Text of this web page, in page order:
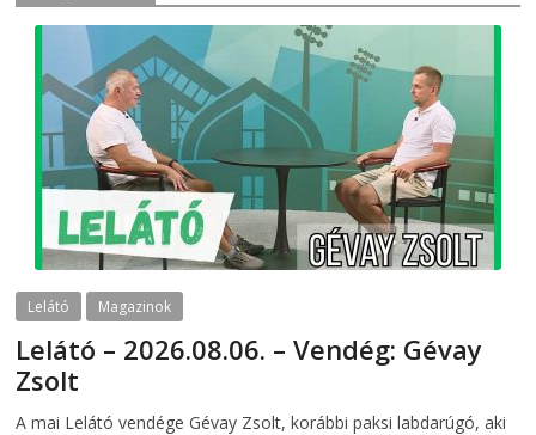
Lelátó Magazinok
Lelátó – 2026.08.06. – Vendég: Gévay
Zsolt
A mai Lelátó vendége Gévay Zsolt, korábbi paksi labdarúgó, aki